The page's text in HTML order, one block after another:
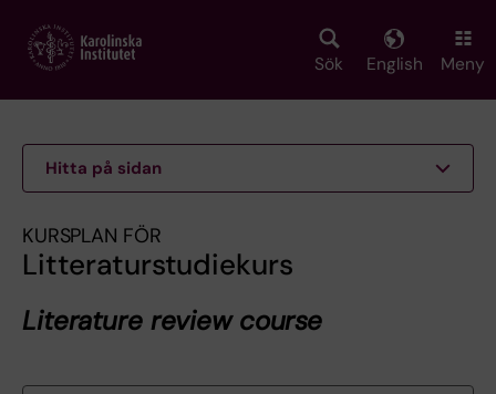
main
Sök English Meny
Hitta på sidan
KURSPLAN FÖR
Litteraturstudiekurs
Literature review course